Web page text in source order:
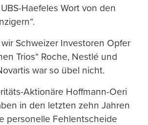
Haefeles Wort von den
Schweizer Investoren Opfer
Trios“ Roche, Nestlé und
war so übel nicht.
Aktionäre Hoffmann-Oeri
in den letzten zehn Jahren
personelle Fehlentscheide